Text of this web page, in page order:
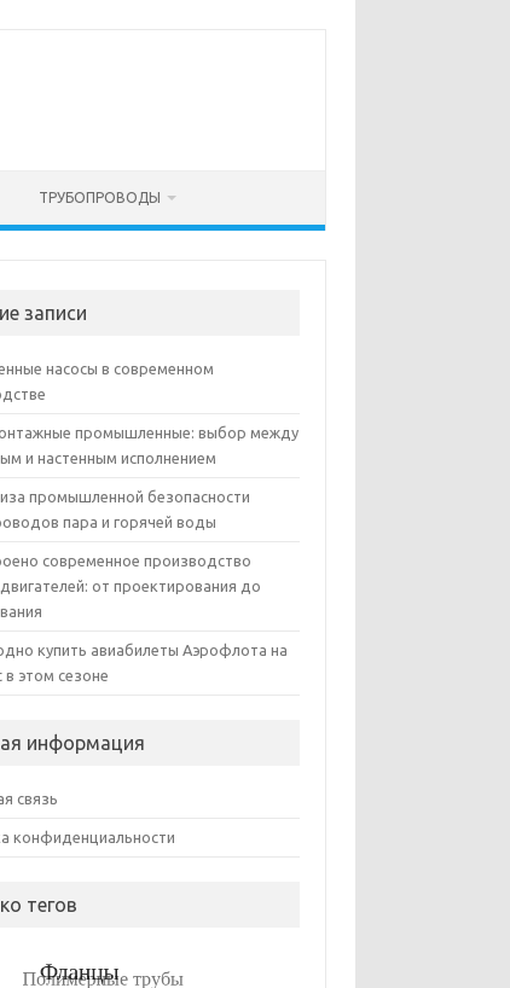
ТРУБОПРОВОДЫ
записи
насосы в современном
промышленные: выбор между
и настенным исполнением
промышленной безопасности
пара и горячей воды
современное производство
от проектирования до
купить авиабилеты Аэрофлота на
в этом сезоне
информация
связь
конфиденциальности
тегов